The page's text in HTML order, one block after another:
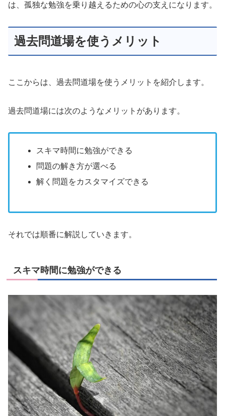
は、孤独な勉強を乗り越えるための心の支えになります。
過去問道場を使うメリット
ここからは、過去問道場を使うメリットを紹介します。
過去問道場には次のようなメリットがあります。
スキマ時間に勉強ができる
問題の解き方が選べる
解く問題をカスタマイズできる
それでは順番に解説していきます。
スキマ時間に勉強ができる